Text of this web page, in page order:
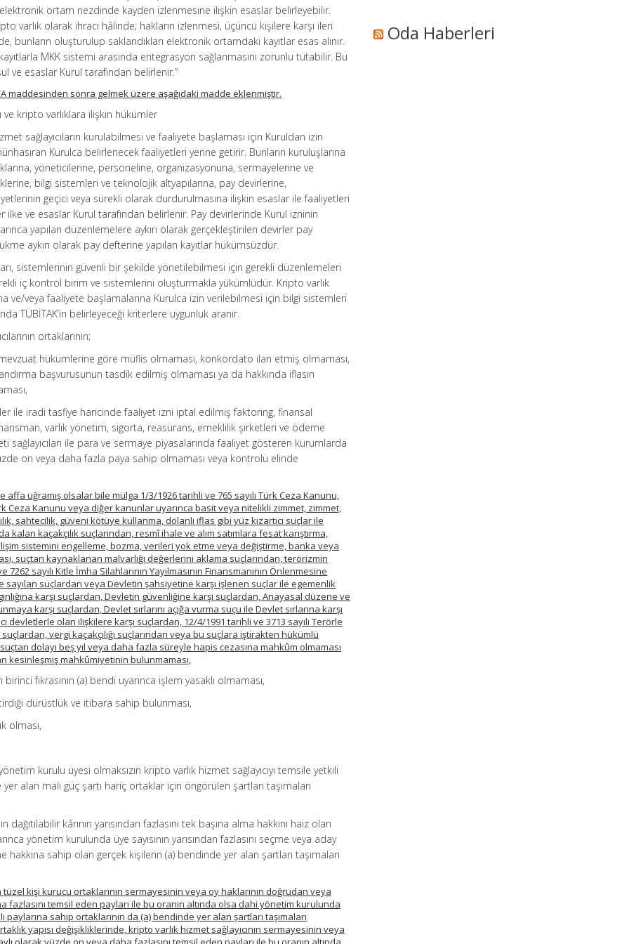
elektronik ortam nezdinde kayden izlenmesine ilişkin esaslar belirleyebilir.
varlık olarak ihracı hâlinde; hakların izlenmesi, üçüncü kişilere karşı ileri
bunların oluşturulup saklandıkları elektronik ortamdaki kayıtlar esas alınır.
MKK sistemi arasında entegrasyon sağlanmasını zorunlu tutabilir. Bu
ve esaslar Kurul tarafından belirlenir.”
A maddesinden sonra gelmek üzere aşağıdaki madde eklenmiştir.
ve kripto varlıklara ilişkin hükümler
sağlayıcıların kurulabilmesi ve faaliyete başlaması için Kuruldan izin
Kurulca belirlenecek faaliyetleri yerine getirir. Bunların kuruluşlarına
yöneticilerine, personeline, organizasyonuna, sermayelerine ve
bilgi sistemleri ve teknolojik altyapılarına, pay devirlerine,
geçici veya sürekli olarak durdurulmasına ilişkin esaslar ile faaliyetleri
ilke ve esaslar Kurul tarafından belirlenir. Pay devirlerinde Kurul izninin
yapılan düzenlemelere aykırı olarak gerçekleştirilen devirler pay
aykırı olarak pay defterine yapılan kayıtlar hükümsüzdür.
sistemlerinin güvenli bir şekilde yönetilebilmesi için gerekli düzenlemeleri
iç kontrol birim ve sistemlerini oluşturmakla yükümlüdür. Kripto varlık
ve/veya faaliyete başlamalarına Kurulca izin verilebilmesi için bilgi sistemleri
TÜBİTAK’ın belirleyeceği kriterlere uygunluk aranır.
ortaklarının;
mevzuat hükümlerine göre müflis olmaması, konkordato ilan etmiş olmaması,
başvurusunun tasdik edilmiş olmaması ya da hakkında iflasın
ile iradi tasfiye haricinde faaliyet izni iptal edilmiş faktoring, finansal
varlık yönetim, sigorta, reasürans, emeklilik şirketleri ve ödeme
ile para ve sermaye piyasalarında faaliyet gösteren kurumlarda
on veya daha fazla paya sahip olmaması veya kontrolü elinde
uğramış olsalar bile mülga 1/3/1926 tarihli ve 765 sayılı Türk Ceza Kanunu,
Ceza Kanunu veya diğer kanunlar uyarınca basit veya nitelikli zimmet, zimmet,
sahtecilik, güveni kötüye kullanma, dolanlı iflas gibi yüz kızartıcı suçlar ile
kalan kaçakçılık suçlarından, resmî ihale ve alım satımlara fesat karıştırma,
sistemini engelleme, bozma, verileri yok etme veya değiştirme, banka veya
suçtan kaynaklanan malvarlığı değerlerini aklama suçlarından, terörizmin
sayılı Kitle İmha Silahlarının Yayılmasının Finansmanının Önlenmesine
suçlardan veya Devletin şahsiyetine karşı işlenen suçlar ile egemenlik
karşı suçlardan, Devletin güvenliğine karşı suçlardan, Anayasal düzene ve
karşı suçlardan, Devlet sırlarını açığa vurma suçu ile Devlet sırlarına karşı
devletlerle olan ilişkilere karşı suçlardan, 12/4/1991 tarihli ve 3713 sayılı Terörle
vergi kaçakçılığı suçlarından veya bu suçlara iştirakten hükümlü
dolayı beş yıl veya daha fazla süreyle hapis cezasına mahkûm olmaması
kesinleşmiş mahkûmiyetinin bulunmaması,
fıkrasının (a) bendi uyarınca işlem yasaklı olmaması,
dürüstlük ve itibara sahip bulunması,
olması,
kurulu üyesi olmaksızın kripto varlık hizmet sağlayıcıyı temsile yetkili
yer alan mali güç şartı hariç ortaklar için öngörülen şartları taşımaları
dağıtılabilir kârının yarısından fazlasını tek başına alma hakkını haiz olan
yönetim kurulunda üye sayısının yarısından fazlasını seçme veya aday
sahip olan gerçek kişilerin (a) bendinde yer alan şartları taşımaları
tüzel kişi kurucu ortaklarının sermayesinin veya oy haklarının doğrudan veya
fazlasını temsil eden payları ile bu oranın altında olsa dahi yönetim kurulunda
paylarına sahip ortaklarının da (a) bendinde yer alan şartları taşımaları
yapısı değişikliklerinde, kripto varlık hizmet sağlayıcının sermayesinin veya
Oda Haberleri